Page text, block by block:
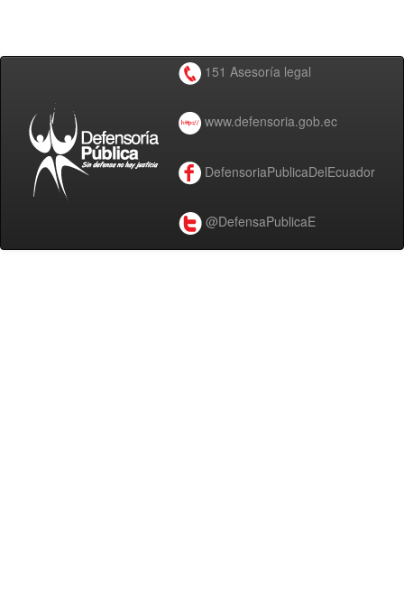
151 Asesoría legal
www.defensoria.gob.ec
DefensoriaPublicaDelEcuador
@DefensaPublicaE